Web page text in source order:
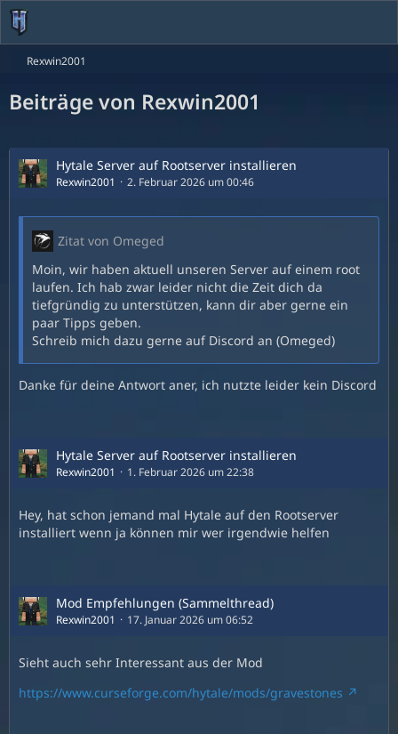
Rexwin2001
Beiträge von Rexwin2001
Hytale Server auf Rootserver installieren
Rexwin2001 2. Februar 2026 um 00:46
Zitat von Omeged
Moin, wir haben aktuell unseren Server auf einem root
laufen. Ich hab zwar leider nicht die Zeit dich da
tiefgründig zu unterstützen, kann dir aber gerne ein
paar Tipps geben.
Schreib mich dazu gerne auf Discord an (Omeged)
Danke für deine Antwort aner, ich nutzte leider kein Discord
Hytale Server auf Rootserver installieren
Rexwin2001 1. Februar 2026 um 22:38
Hey, hat schon jemand mal Hytale auf den Rootserver
installiert wenn ja können mir wer irgendwie helfen
Mod Empfehlungen (Sammelthread)
Rexwin2001 17. Januar 2026 um 06:52
Sieht auch sehr Interessant aus der Mod
https://www.curseforge.com/hytale/mods/gravestones